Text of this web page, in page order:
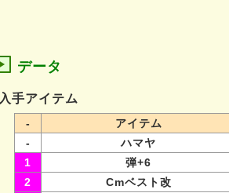
データ
入手アイテム
- アイテム
-
ハマヤ
1
弾+6
2
Cmベスト改